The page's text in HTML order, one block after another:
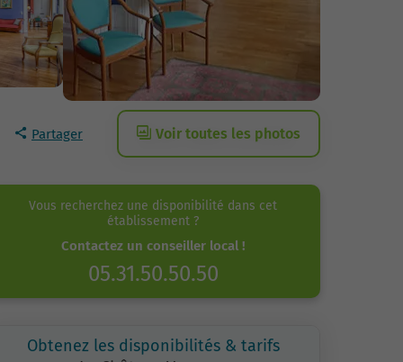
Partager Voir toutes les photos
Vous recherchez une disponibilité dans cet
établissement ?
Contactez un conseiller local !
05.31.50.50.50
Obtenez les disponibilités & tarifs